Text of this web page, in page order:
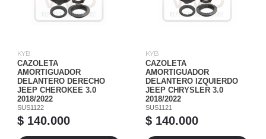
KYB
CAZOLETA
AMORTIGUADOR
DELANTERO DERECHO
JEEP CHEROKEE 3.0
2018/2022
SUS1122
$ 140.000
KYB
CAZOLETA
AMORTIGUADOR
DELANTERO IZQUIERDO
JEEP CHRYSLER 3.0
2018/2022
SUS1121
$ 140.000